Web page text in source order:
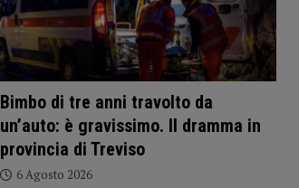
Bimbo di tre anni travolto da
un’auto: è gravissimo. Il dramma in
provincia di Treviso
6 Agosto 2026